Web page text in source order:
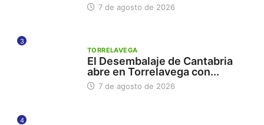
7 de agosto de 2026
3
TORRELAVEGA
El Desembalaje de Cantabria
abre en Torrelavega con...
7 de agosto de 2026
4